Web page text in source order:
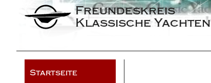
Freundeskreis
Klassische Yachten
Startseite